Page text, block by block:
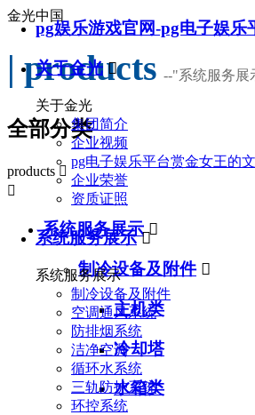
pg娱乐游戏官网-pg电子娱乐
关于金光 
关于金光
集团简介
企业视频
pg电子娱乐平台赏金女王的
企业荣誉
资质证照
系统服务展示 
系统服务展示
制冷设备及附件
空调通风系统
防排烟系统
洁净空调
循环水系统
三轨防护系统
环控系统
金光中国
| products --"系统服务展
全部分类
products 

系统服务展示 
制冷设备及附件 
主机类
冷却塔
水箱类